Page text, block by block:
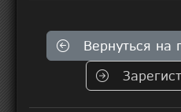
Вернуться на